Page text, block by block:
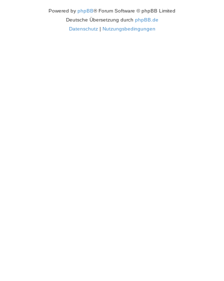
Powered by phpBB® Forum Software © phpBB Limited
Deutsche Übersetzung durch phpBB.de
Datenschutz| Nutzungsbedingungen